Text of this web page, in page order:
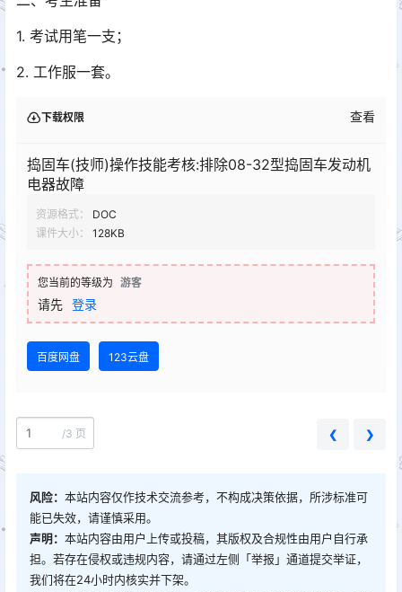
1. 考试用笔一支；
2. 工作服一套。
下载权限 查看
捣固车(技师)操作技能考核:排除08-32型捣固车发动机
电器故障
资源格式：
DOC
课件大小：
128KB
您当前的等级为 游客
请先 登录
百度网盘 123云盘
/3 页 ❮ ❯
风险： 本站内容仅作技术交流参考，不构成决策依据，所涉标准可
能已失效，请谨慎采用。
声明： 本站内容由用户上传或投稿，其版权及合规性由用户自行承
担。若存在侵权或违规内容，请通过左侧「举报」通道提交举证，
我们将在24小时内核实并下架。